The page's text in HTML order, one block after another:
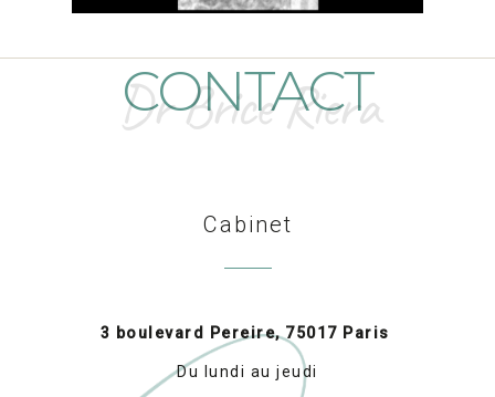
CONTACT
Dr Brice Riera
Cabinet
3 boulevard Pereire, 75017 Paris
Du lundi au jeudi